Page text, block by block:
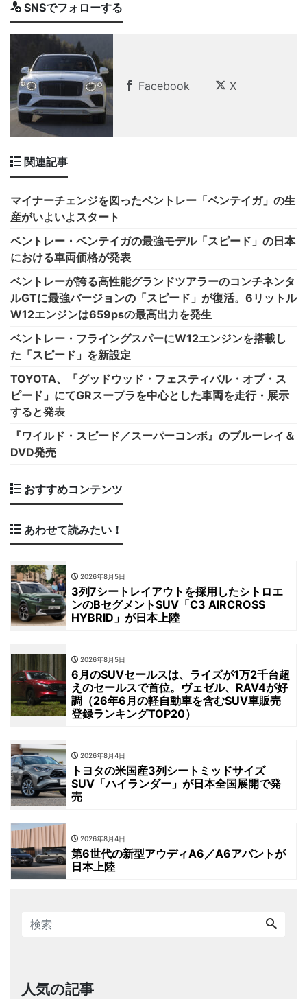
SNSでフォローする
Facebook X
関連記事
マイナーチェンジを図ったベントレー「ベンテイガ」の生
産がいよいよスタート
ベントレー・ベンテイガの最強モデル「スピード」の日本
における車両価格が発表
ベントレーが誇る高性能グランドツアラーのコンチネンタ
ルGTに最強バージョンの「スピード」が復活。6リットル
W12エンジンは659psの最高出力を発生
ベントレー・フライングスパーにW12エンジンを搭載し
た「スピード」を新設定
TOYOTA、「グッドウッド・フェスティバル・オブ・ス
ピード」にてGRスープラを中心とした車両を走行・展示
すると発表
『ワイルド・スピード／スーパーコンボ』のブルーレイ＆
DVD発売
おすすめコンテンツ
あわせて読みたい！
2026年8月5日
3列7シートレイアウトを採用したシトロエ
ンのBセグメントSUV「C3 AIRCROSS
HYBRID」が日本上陸
2026年8月5日
6月のSUVセールスは、ライズが1万2千台超
えのセールスで首位。ヴェゼル、RAV4が好
調（26年6月の軽自動車を含むSUV車販売
登録ランキングTOP20）
2026年8月4日
トヨタの米国産3列シートミッドサイズ
SUV「ハイランダー」が日本全国展開で発
売
2026年8月4日
第6世代の新型アウディA6／A6アバントが
日本上陸
人気の記事